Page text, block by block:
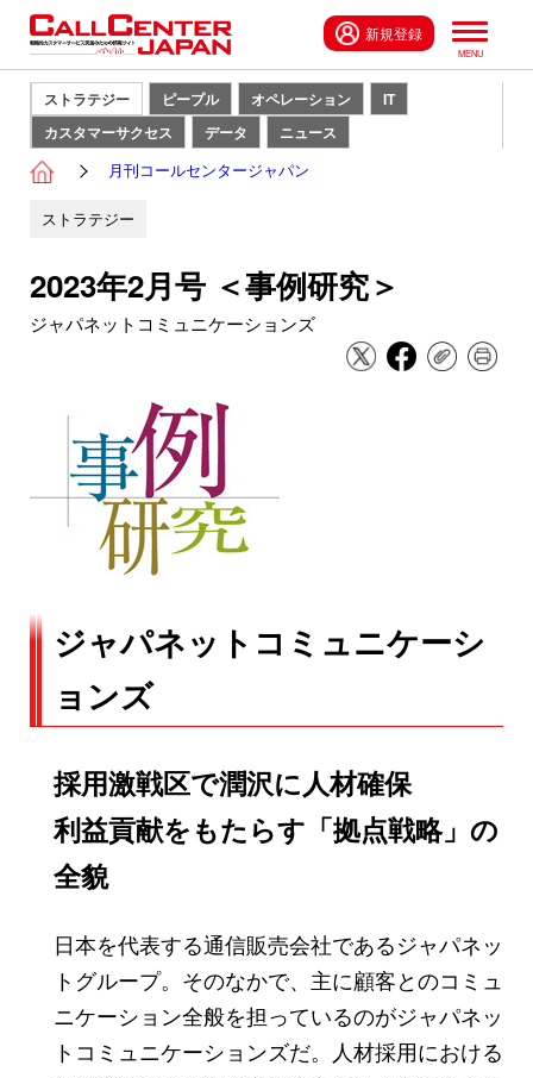
新規登録
ストラテジー ピープル オペレーション
IT
カスタマーサクセス
データ ニュース
月刊コールセンタージャパン
ストラテジー
2023年2月号 ＜事例研究＞
ジャパネットコミュニケーションズ
ジャパネットコミュニケーシ
ョンズ
採用激戦区で潤沢に人材確保
利益貢献をもたらす「拠点戦略」の
全貌
日本を代表する通信販売会社であるジャパネッ
トグループ。そのなかで、主に顧客とのコミュ
ニケーション全般を担っているのがジャパネッ
トコミュニケーションズだ。人材採用における